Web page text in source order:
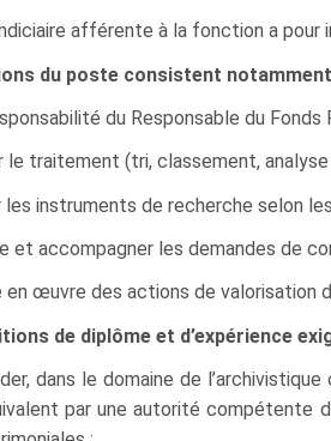
indiciaire afférente à la fonction a
du poste consistent
du Responsable du Fonds
traitement (tri, classement,
instruments de recherche selon
accompagner les demandes de
œuvre des actions de valorisation
de diplôme et d’expérience
dans le domaine de l’archivistique
par une autorité compétente